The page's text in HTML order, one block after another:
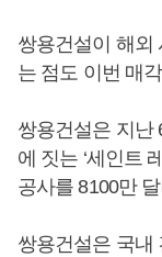
쌍용건설이 해외
는 점도 이번 매
쌍용건설은 지난
에 짓는 ‘세인트
공사를 8100만
쌍용건설은 국내